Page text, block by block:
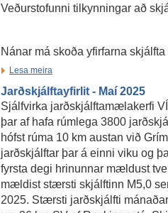
Veðurstofunni tilkynningar að
Nánar má skoða yfirfarna
Lesa meira
Jarðskjálftayfirlit - Maí 2025
Sjálfvirka jarðskjálftamælakerfi
þar af hafa rúmlega 3800
hófst rúma 10 km austan við
jarðskjálftar þar á einni viku og
fyrsta degi hrinunnar mældust
mældist stærsti skjálftinn M5,0
2025. Stærsti jarðskjálfti